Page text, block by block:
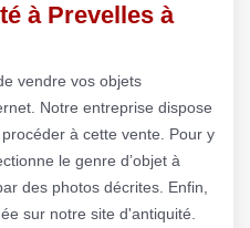
à Prevelles à
vendre vos objets
Notre entreprise dispose
à cette vente. Pour y
le genre d’objet à
des photos décrites. Enfin,
sur notre site d'antiquité.